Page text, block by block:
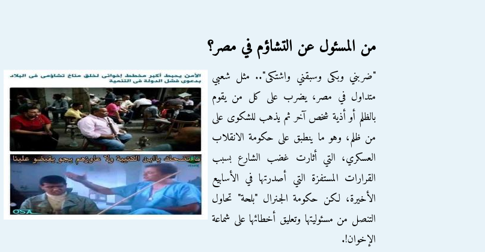
من المسئول عن التشاؤم في مصر؟
"ضربني وبكى وسبقني واشتكى".. مثل شعبي
متداول في مصر، يضرب على كل من يقوم
بالظلم أو أذية شخص آخر ثم يذهب للشكوى على
من ظلم، وهو ما ينطبق على حكومة الانقلاب
العسكري، التي أثارت غضب الشارع بسبب
القرارات المستفزة التي أصدرتها في الأسابيع
الأخيرة، لكن حكومة الجنرال "بلحة" تحاول
التنصل من مسئوليتها وتعليق أخطائها على شماعة
الإخوان!.